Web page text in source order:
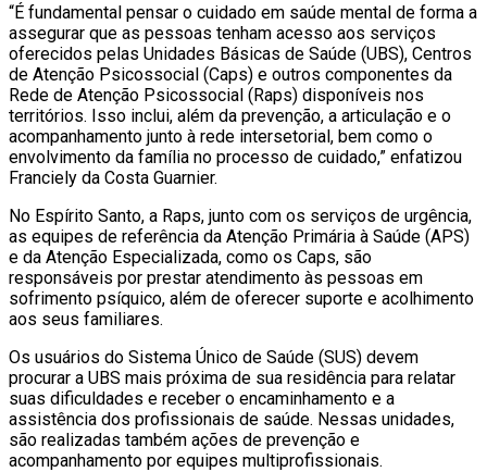
“É fundamental pensar o cuidado em saúde mental de forma a
assegurar que as pessoas tenham acesso aos serviços
oferecidos pelas Unidades Básicas de Saúde (UBS), Centros
de Atenção Psicossocial (Caps) e outros componentes da
Rede de Atenção Psicossocial (Raps) disponíveis nos
territórios. Isso inclui, além da prevenção, a articulação e o
acompanhamento junto à rede intersetorial, bem como o
envolvimento da família no processo de cuidado,” enfatizou
Franciely da Costa Guarnier.
No Espírito Santo, a Raps, junto com os serviços de urgência,
as equipes de referência da Atenção Primária à Saúde (APS)
e da Atenção Especializada, como os Caps, são
responsáveis por prestar atendimento às pessoas em
sofrimento psíquico, além de oferecer suporte e acolhimento
aos seus familiares.
Os usuários do Sistema Único de Saúde (SUS) devem
procurar a UBS mais próxima de sua residência para relatar
suas dificuldades e receber o encaminhamento e a
assistência dos profissionais de saúde. Nessas unidades,
são realizadas também ações de prevenção e
acompanhamento por equipes multiprofissionais.